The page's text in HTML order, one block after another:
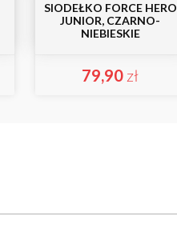
SIODEŁKO FORCE HERO
JUNIOR, CZARNO-
NIEBIESKIE
79,90 zł